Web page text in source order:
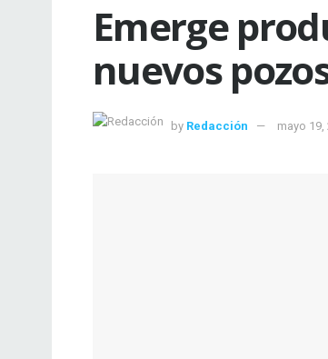
Emerge
nuevos
by Redacción mayo 19,